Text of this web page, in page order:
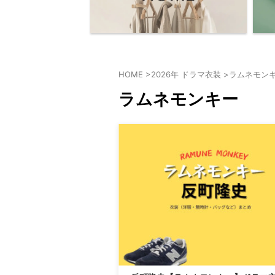
HOME >2026年 ドラマ衣装 >ラムネモン
ラムネモンキー